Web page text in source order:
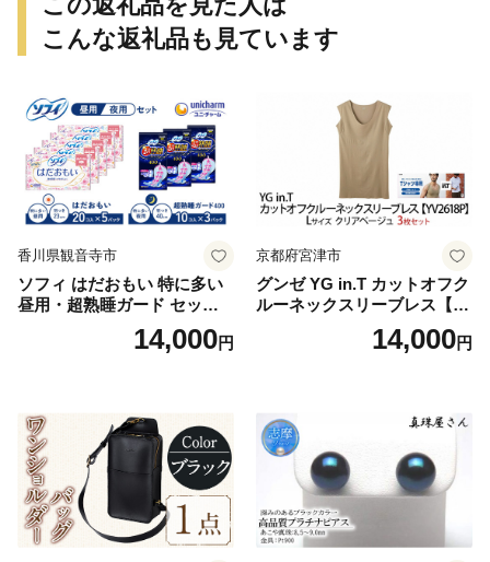
こんな返礼品も見ています
香川県観音寺市
ソフィ はだおもい 特に多い
昼用・超熟睡ガード セット
羽付き ナプキン 生理用品 サ
ニタリー ユニ・チャーム
14,000円
京都府宮津市
グンゼ YG in.T カットオフク
ルーネックスリーブレス【Y
V2618P】Lサイズ クリアベ
ージュ3枚セット [№5716-04
14,000円